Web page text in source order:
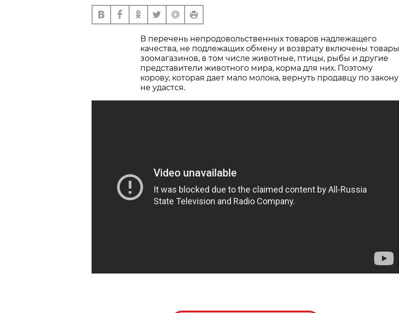
В перечень непродовольственных товаров надлежащего
качества, не подлежащих обмену и возврату включены товары
зоомагазинов, в том числе животные, птицы, рыбы и другие
представители животного мира, корма для них. Поэтому
корову, которая дает мало молока, вернуть продавцу по закону
не удастся.